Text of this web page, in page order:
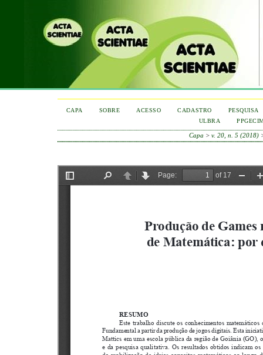
CAPA SOBRE ACESSO CADASTRO
PESQUISA
ULBRA
Capa > v. 20, n. 5 (2018)